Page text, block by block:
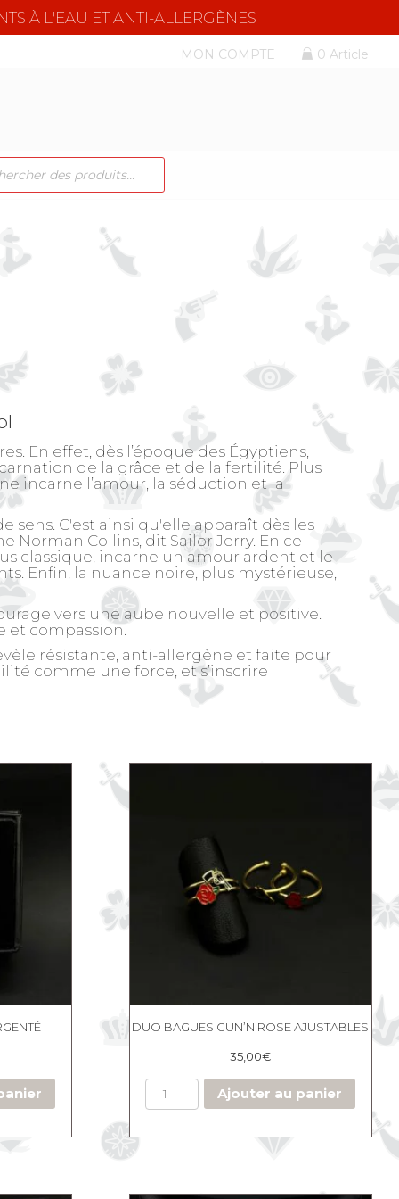
À L'EAU ET ANTI-ALLERGÈNES
MON COMPTE 0 Article
En effet, dès l’époque des Égyptiens,
de la grâce et de la fertilité. Plus
incarne l’amour, la séduction et la
sens. C'est ainsi qu'elle apparaît dès les
Norman Collins, dit Sailor Jerry. En ce
classique, incarne un amour ardent et le
Enfin, la nuance noire, plus mystérieuse,
vers une aube nouvelle et positive.
et compassion.
résistante, anti-allergène et faite pour
comme une force, et s’inscrire
DUO BAGUES GUN’N ROSE AJUSTABLES
35,00€
Ajouter au panier